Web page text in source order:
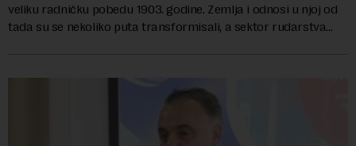
veliku radničku pobedu 1903. godine. Zemlja i odnosi u njoj od
tada su se nekoliko puta transformisali, a sektor rudarstva